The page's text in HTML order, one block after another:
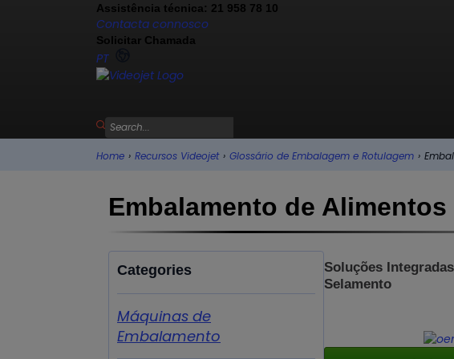
Assistência técnica: 21 958 78 10
Contacta connosco
Solicitar Chamada
PT
Home › Recursos Videojet › Glossário de Embalagem e Rotulagem ›
Embalamento de Alimentos
Categories
Máquinas de
Embalamento
Soluções
Selamento